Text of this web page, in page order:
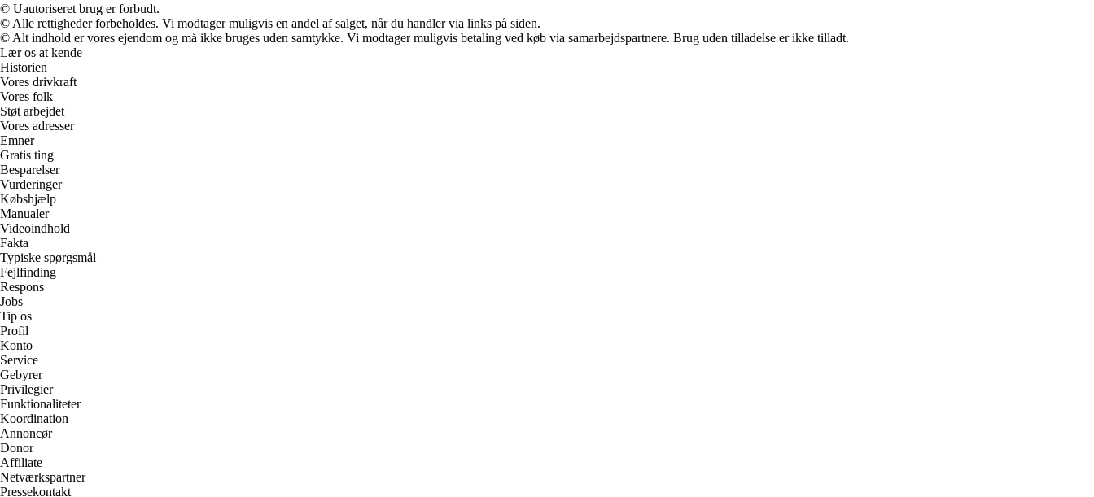
© Uautoriseret brug er forbudt.
© Alle rettigheder forbeholdes. Vi modtager muligvis en andel af salget, når du handler via links på siden.
© Alt indhold er vores ejendom og må ikke bruges uden samtykke. Vi modtager muligvis betaling ved køb via samarbejdspartnere. Brug uden tilladelse er ikke tilladt.
Lær os at kende
Historien
Vores drivkraft
Vores folk
Støt arbejdet
Vores adresser
Emner
Gratis ting
Besparelser
Vurderinger
Købshjælp
Manualer
Videoindhold
Fakta
Typiske spørgsmål
Fejlfinding
Respons
Jobs
Tip os
Profil
Konto
Service
Gebyrer
Privilegier
Funktionaliteter
Koordination
Annoncør
Donor
Affiliate
Netværkspartner
Pressekontakt